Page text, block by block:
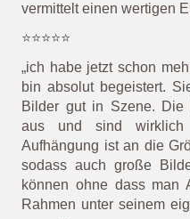
vermittelt einen wertigen
⭐⭐⭐⭐⭐
„ich habe jetzt schon
bin absolut begeistert.
Bilder gut in Szene. Die
aus und sind wirklich
Aufhängung ist an die
sodass auch große
können ohne dass man
Rahmen unter seinem